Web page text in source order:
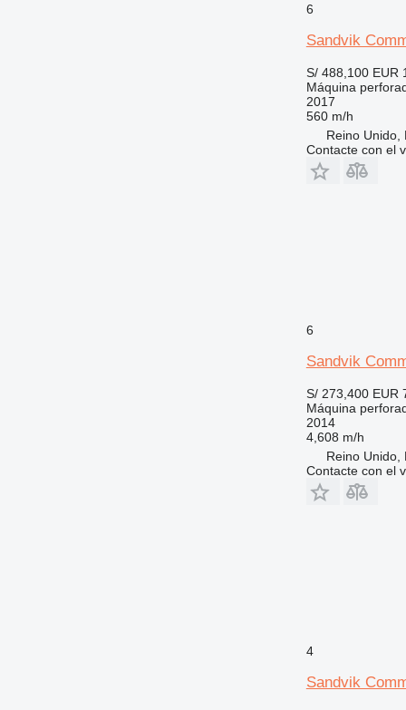
6
Sandvik
S/ 488,100 EUR
Máquina
2017
560 m/h
Reino Unido,
Contacte con el
6
Sandvik
S/ 273,400 EUR
Máquina
2014
4,608 m/h
Reino Unido,
Contacte con el
4
Sandvik